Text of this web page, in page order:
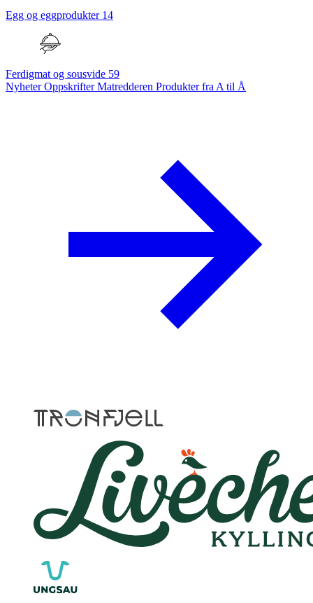
Egg og eggprodukter 14
Ferdigmat og sousvide 59
NyheterOppskrifterMatredderen Produkter fra A til Å